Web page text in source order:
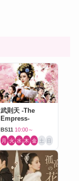
武則天 -The
Empress-
BS11 10:00～
月 火 水 木 金 土 日